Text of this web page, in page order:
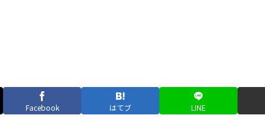
Facebook はてブ LINE